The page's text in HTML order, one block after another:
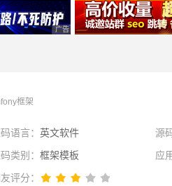
广告 商业广告，理性选择
框架
语言：英文软件 源
类别：框架模板 应
评分：